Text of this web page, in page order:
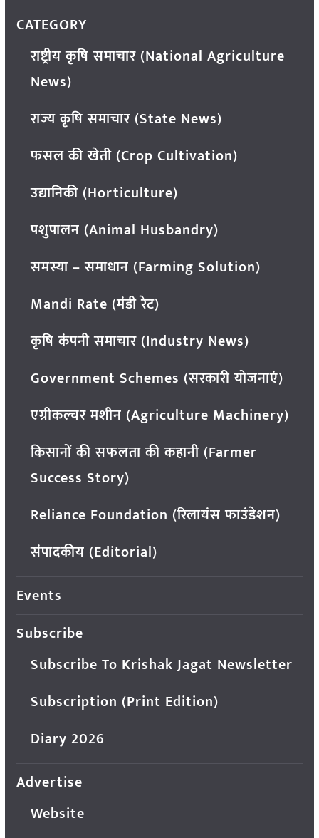
CATEGORY
राष्ट्रीय कृषि समाचार (National Agriculture
News)
राज्य कृषि समाचार (State News)
फसल की खेती (Crop Cultivation)
उद्यानिकी (Horticulture)
पशुपालन (Animal Husbandry)
समस्या – समाधान (Farming Solution)
Mandi Rate (मंडी रेट)
कृषि कंपनी समाचार (Industry News)
Government Schemes (सरकारी योजनाएं)
एग्रीकल्चर मशीन (Agriculture Machinery)
किसानों की सफलता की कहानी (Farmer
Success Story)
Reliance Foundation (रिलायंस फाउंडेशन)
संपादकीय (Editorial)
Events
Subscribe
Subscribe To Krishak Jagat Newsletter
Subscription (Print Edition)
Diary 2026
Advertise
Website